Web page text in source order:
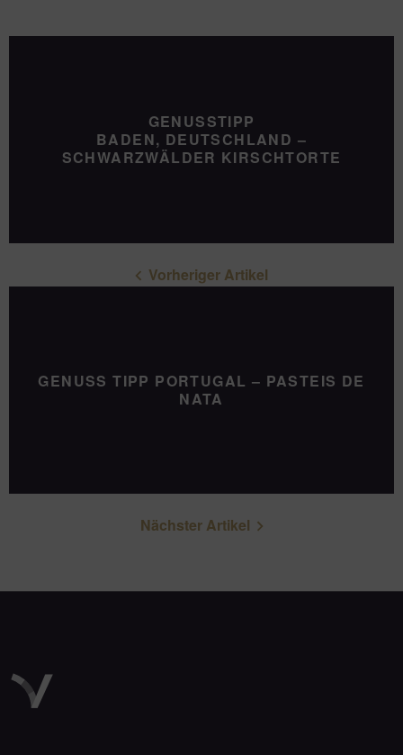
GENUSSTIPP
BADEN, DEUTSCHLAND –
SCHWARZWÄLDER KIRSCHTORTE
Vorheriger Artikel
GENUSS TIPP PORTUGAL – PASTEIS DE
NATA
Nächster Artikel